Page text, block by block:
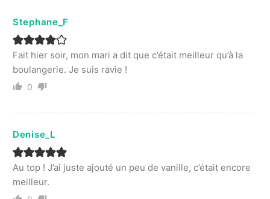
Stephane_F
Fait hier soir, mon mari a dit que c’était meilleur qu’à la
boulangerie. Je suis ravie !
0
Denise_L
Au top ! J’ai juste ajouté un peu de vanille, c’était encore
meilleur.